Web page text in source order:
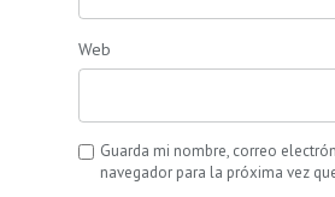
Web
Guarda mi nombre, correo
navegador para la próxima vez